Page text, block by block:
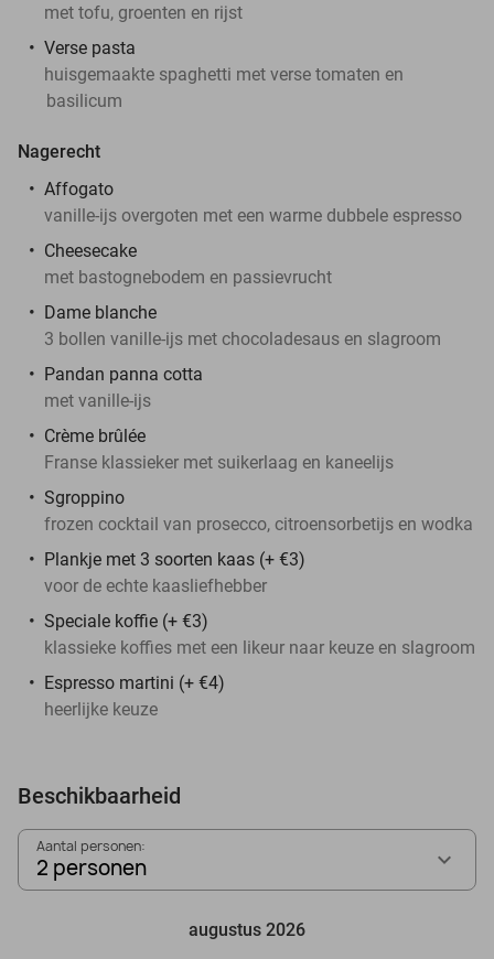
met tofu, groenten en rijst
Verse pasta
huisgemaakte spaghetti met verse tomaten en
basilicum
Nagerecht
Affogato
vanille-ijs overgoten met een warme dubbele espresso
Cheesecake
met bastognebodem en passievrucht
Dame blanche
3 bollen vanille-ijs met chocoladesaus en slagroom
Pandan panna cotta
met vanille-ijs
Crème brûlée
Franse klassieker met suikerlaag en kaneelijs
Sgroppino
frozen cocktail van prosecco, citroensorbetijs en wodka
Plankje met 3 soorten kaas (+ €3)
voor de echte kaasliefhebber
Speciale koffie (+ €3)
klassieke koffies met een likeur naar keuze en slagroom
Espresso martini (+ €4)
heerlijke keuze
Beschikbaarheid
Aantal personen:
2 personen
augustus 2026